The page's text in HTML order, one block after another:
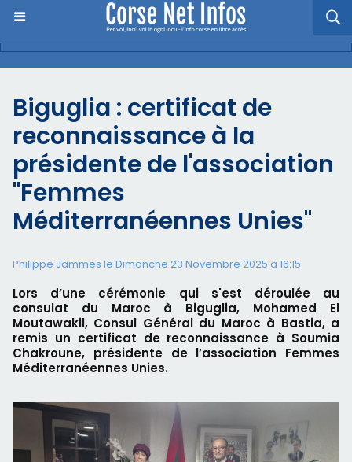
Biguglia : certificat de
reconnaissance à la
présidente de l'association
"Femmes
Méditerranéennes Unies"
Philippe Jammes le Dimanche 23 Novembre 2025 à 16:15
Lors d’une cérémonie qui s'est déroulée au
consulat du Maroc à Biguglia, Mohamed El
Moutawakil, Consul Général du Maroc à Bastia, a
remis un certificat de reconnaissance à Soumia
Chakroune, présidente de l’association Femmes
Méditerranéennes Unies.